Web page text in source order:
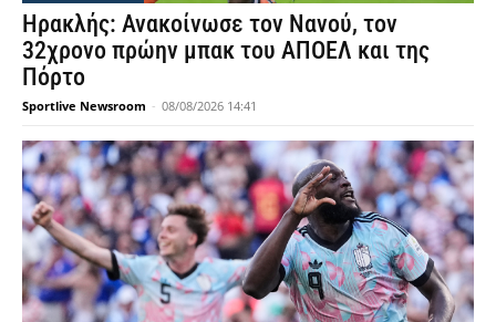
Ηρακλής: Ανακοίνωσε τον Νανού, τον
32χρονο πρώην μπακ του ΑΠΟΕΛ και της
Πόρτο
Sportlive Newsroom - 08/08/2026 14:41